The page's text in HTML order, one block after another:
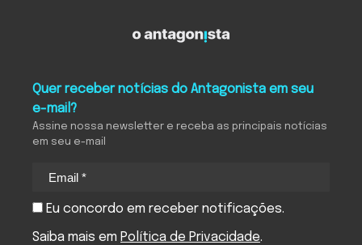
Quer receber notícias do Antagonista em seu
e-mail?
Assine nossa newsletter e receba as principais notícias
em seu e-mail
Eu concordo em receber notificações.
Saiba mais em Política de Privacidade.